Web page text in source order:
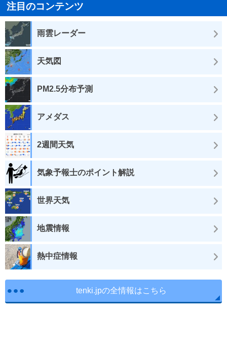
注目のコンテンツ
雨雲レーダー
天気図
PM2.5分布予測
アメダス
2週間天気
気象予報士のポイント解説
世界天気
地震情報
熱中症情報
tenki.jpの全情報はこちら